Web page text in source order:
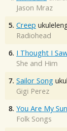
Jason Mraz
5. Creep
Radiohead
6. I Thought I
She and Him
7. Sailor Song
Gigi Perez
8. You Are My
Folk Songs